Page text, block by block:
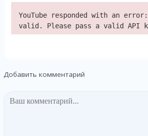
YouTube responded with an
valid. Please pass a valid API
Добавить комментарий